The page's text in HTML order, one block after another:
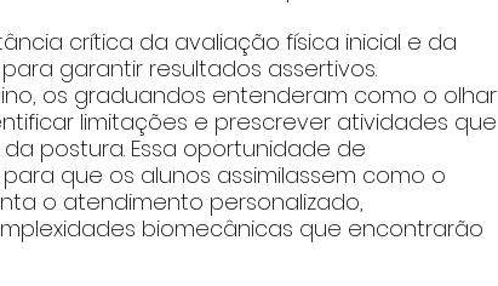
crítica da avaliação física inicial e da
garantir resultados assertivos.
os graduandos entenderam como o olhar
limitações e prescrever atividades que
postura. Essa oportunidade de
que os alunos assimilassem como o
o atendimento personalizado,
biomecânicas que encontrarão